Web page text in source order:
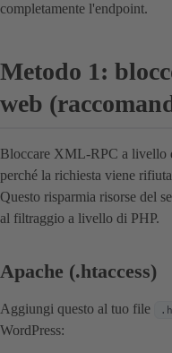
completamente l'endpoint.
Metodo 1:
web
Bloccare XML-RPC a livello
perché la richiesta viene
Questo risparmia risorse del
al filtraggio a livello di PHP.
Apache (.htaccess)
Aggiungi questo al tuo file
WordPress: